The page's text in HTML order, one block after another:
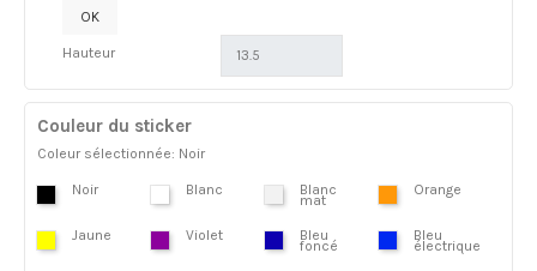
OK
Hauteur
Couleur du sticker
Coleur sélectionnée: Noir
Noir Blanc Blanc
mat
Orange
Jaune Violet Bleu
foncé
Bleu
électrique